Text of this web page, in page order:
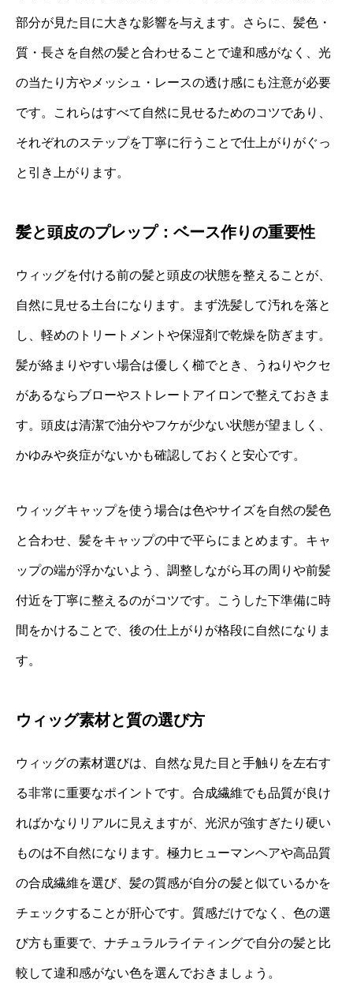
部分が見た目に大きな影響を与えます。さらに、髪色・
質・長さを自然の髪と合わせることで違和感がなく、光
の当たり方やメッシュ・レースの透け感にも注意が必要
です。これらはすべて自然に見せるためのコツであり、
それぞれのステップを丁寧に行うことで仕上がりがぐっ
と引き上がります。
髪と頭皮のプレップ：ベース作りの重要性
ウィッグを付ける前の髪と頭皮の状態を整えることが、
自然に見せる土台になります。まず洗髪して汚れを落と
し、軽めのトリートメントや保湿剤で乾燥を防ぎます。
髪が絡まりやすい場合は優しく櫛でとき、うねりやクセ
があるならブローやストレートアイロンで整えておきま
す。頭皮は清潔で油分やフケが少ない状態が望ましく、
かゆみや炎症がないかも確認しておくと安心です。
ウィッグキャップを使う場合は色やサイズを自然の髪色
と合わせ、髪をキャップの中で平らにまとめます。キャ
ップの端が浮かないよう、調整しながら耳の周りや前髪
付近を丁寧に整えるのがコツです。こうした下準備に時
間をかけることで、後の仕上がりが格段に自然になりま
す。
ウィッグ素材と質の選び方
ウィッグの素材選びは、自然な見た目と手触りを左右す
る非常に重要なポイントです。合成繊維でも品質が良け
ればかなりリアルに見えますが、光沢が強すぎたり硬い
ものは不自然になります。極力ヒューマンヘアや高品質
の合成繊維を選び、髪の質感が自分の髪と似ているかを
チェックすることが肝心です。質感だけでなく、色の選
び方も重要で、ナチュラルライティングで自分の髪と比
較して違和感がない色を選んでおきましょう。